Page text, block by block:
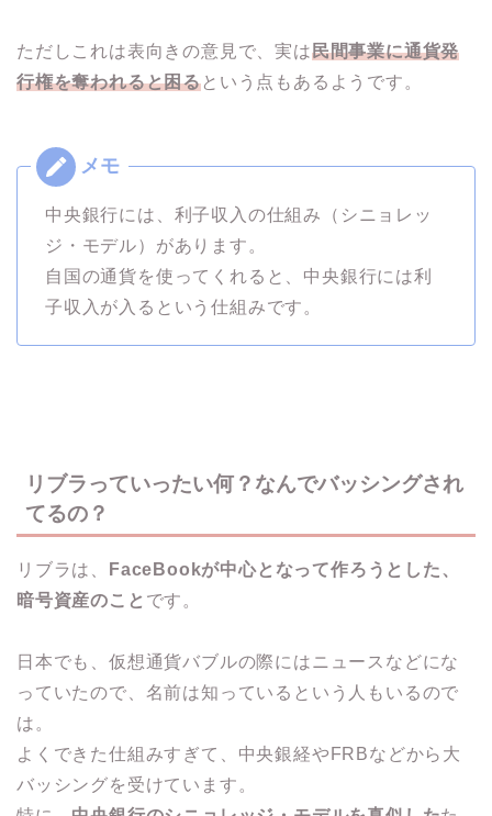
ただしこれは表向きの意見で、実は民間事業に通貨発
行権を奪われると困るという点もあるようです。
中央銀行には、利子収入の仕組み（シニョレッ
ジ・モデル）があります。
自国の通貨を使ってくれると、中央銀行には利
子収入が入るという仕組みです。
リブラっていったい何？なんでバッシングされ
てるの？
リブラは、
FaceBookが中心となって作ろうとした、
暗号資産のこと です。
日本でも、仮想通貨バブルの際にはニュースなどにな
っていたので、名前は知っているという人もいるので
は。
よくできた仕組みすぎて、中央銀経やFRBなどから大
バッシングを受けています。